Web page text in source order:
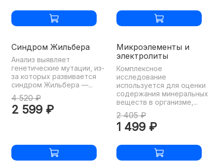
Синдром Жильбера
Анализ выявляет
генетические мутации, из-
за которых развивается
синдром Жильбера —...
4 520 ₽
2 599 ₽
Микроэлементы и
электролиты
Комплексное
исследование
используется для оценки
содержания минеральных
веществ в организме,...
2 405 ₽
1 499 ₽